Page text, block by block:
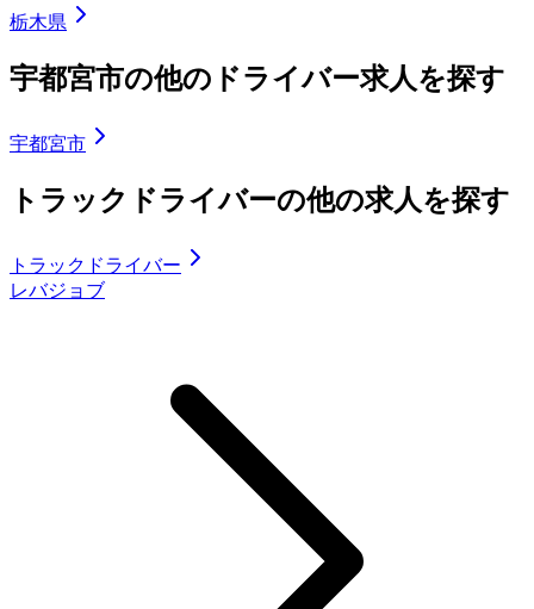
栃木県
宇都宮市の他のドライバー求人を探す
宇都宮市
トラックドライバーの他の求人を探す
トラックドライバー
レバジョブ